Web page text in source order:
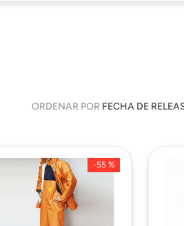
ORDENAR POR FECHA DE
-55 %